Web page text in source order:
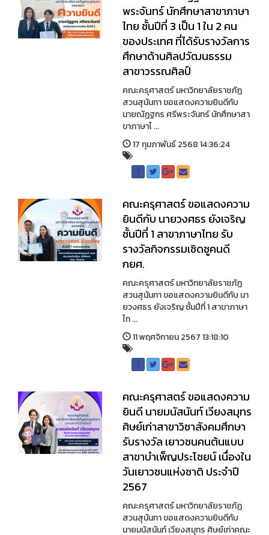
พระจันทร์ นักศึกษาสาขาภาษา
ไทย ชั้นปีที่ 3 เป็น 1 ใน 2 คน
ของประเทศ ที่ได้รับรางวัลการ
ศึกษาด้านศิลปวัฒนธรรม
สาขาวรรณศิลป์
คณะครุศาสตร์ มหาวิทยาลัยราชภัฏ
สวนสุนันทา ขอแสดงความยินดีกับ
นายณัฏฐกร ศรีพระจันทร์ นักศึกษาสา
ขาภาษาไ ...
17 กุมภาพันธ์ 2568 14:36:24
คณะครุศาสตร์ ขอแสดงความ
ยินดีกับ นายวงศธร ยังเจริญ
ชั้นปีที่ 1 สาขาภาษาไทย รับ
รางวัลกิจกรรมเชิดชูคนดี
กยศ.
คณะครุศาสตร์ มหาวิทยาลัยราชภัฏ
สวนสุนันทา ขอแสดงความยินดีกับ นา
ยวงศธร ยังเจริญ ชั้นปีที่ 1 สาขาภาษา
ไท ...
11 พฤศจิกายน 2567 13:18:10
คณะครุศาสตร์ ขอแสดงความ
ยินดี นายมนัสนันท์ เวียงสมุทร
ศิษย์เก่าสาขาวิชาสังคมศึกษา
รับรางวัล เยาวชนคนต้นแบบ
สาขาบำเพ็ญประโชยน์ เนื่องใน
วันเยาวชนแห่งชาติ ประจำปี
2567
คณะครุศาสตร์ มหาวิทยาลัยราชภัฏ
สวนสุนันทา ขอแสดงความยินดีกับ
นายมนัสนันท์ เวียงสมุทร ศิษย์เก่าคณะ